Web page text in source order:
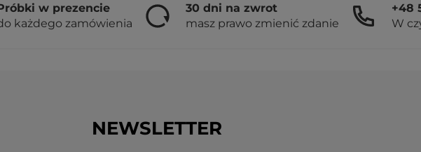
w prezencie
każdego zamówienia
30 dni na zwrot
masz prawo zmienić zdanie
+48
W
NEWSLETTER